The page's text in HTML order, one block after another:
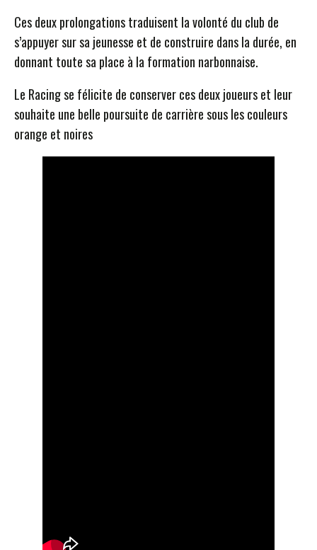
Ces deux prolongations traduisent la volonté du club de
s’appuyer sur sa jeunesse et de construire dans la durée, en
donnant toute sa place à la formation narbonnaise.
Le Racing se félicite de conserver ces deux joueurs et leur
souhaite une belle poursuite de carrière sous les couleurs
orange et noires